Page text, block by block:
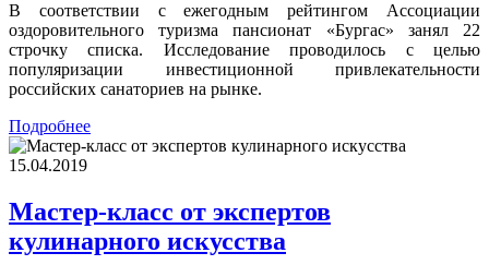
В соответствии с ежегодным рейтингом Ассоциации
оздоровительного туризма пансионат «Бургас» занял 22
строчку списка. Исследование проводилось с целью
популяризации инвестиционной привлекательности
российских санаториев на рынке.
Подробнее
15.04.2019
Мастер-класс от экспертов
кулинарного искусства